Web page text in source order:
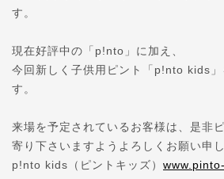
す。
現在好評中の「p!nto」に加え、
今回新しく子供用ピント「p!nto kids」
す。
来場を予定されているお客様は、是非
寄り下さいますようよろしくお願い申し
p!nto kids（ピントキッズ）